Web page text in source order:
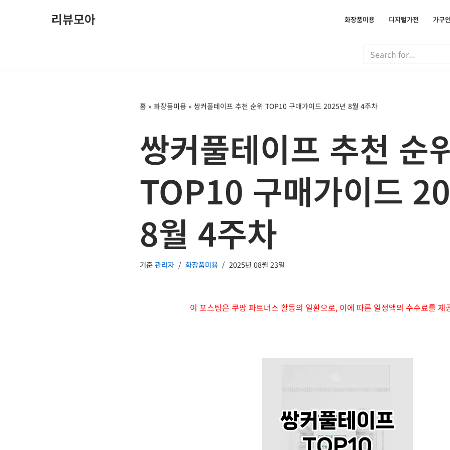
리뷰모아 화장품미용 디지털가전 가구
홈 » 화장품미용 » 쌍커풀테이프 추천 순위 TOP10 구매가이드 2025년 8월 4주차
쌍커풀테이프 추천 순
TOP10 구매가이드
8월 4주차
기준관리자 화장품미용 2025년 08월 23일
이 포스팅은 쿠팡 파트너스 활동의 일환으로, 이에 따른 일정액의 수수료를 제